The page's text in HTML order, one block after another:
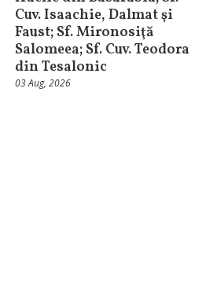
Cuv. Isaachie, Dalmat şi
Faust; Sf. Mironosiţă
Salomeea; Sf. Cuv. Teodora
din Tesalonic
03 Aug, 2026